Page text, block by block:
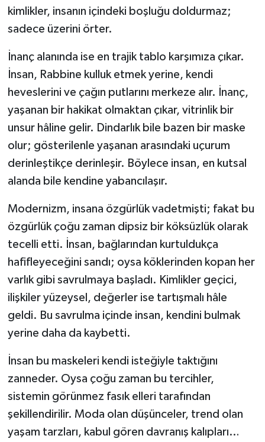
kimlikler, insanın içindeki boşluğu doldurmaz;
sadece üzerini örter.
İnanç alanında ise en trajik tablo karşımıza çıkar.
İnsan, Rabbine kulluk etmek yerine, kendi
heveslerini ve çağın putlarını merkeze alır. İnanç,
yaşanan bir hakikat olmaktan çıkar, vitrinlik bir
unsur hâline gelir. Dindarlık bile bazen bir maske
olur; gösterilenle yaşanan arasındaki uçurum
derinleştikçe derinleşir. Böylece insan, en kutsal
alanda bile kendine yabancılaşır.
Modernizm, insana özgürlük vadetmişti; fakat bu
özgürlük çoğu zaman dipsiz bir köksüzlük olarak
tecelli etti. İnsan, bağlarından kurtuldukça
hafifleyeceğini sandı; oysa köklerinden kopan her
varlık gibi savrulmaya başladı. Kimlikler geçici,
ilişkiler yüzeysel, değerler ise tartışmalı hâle
geldi. Bu savrulma içinde insan, kendini bulmak
yerine daha da kaybetti.
İnsan bu maskeleri kendi isteğiyle taktığını
zanneder. Oysa çoğu zaman bu tercihler,
sistemin görünmez fasık elleri tarafından
şekillendirilir. Moda olan düşünceler, trend olan
yaşam tarzları, kabul gören davranış kalıpları…